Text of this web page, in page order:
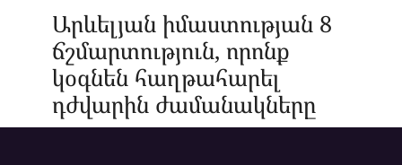
Արևելյան իմաստության 8
ճշմարտություն, որոնք
կօգնեն հաղթահարել
դժվարին ժամանակները